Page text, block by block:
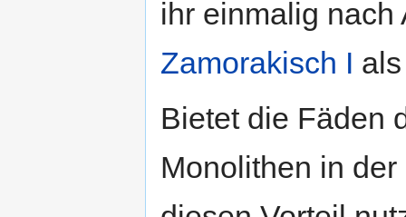
ihr einmalig
Zamorakisch I
Bietet die Fäden
Monolithen in